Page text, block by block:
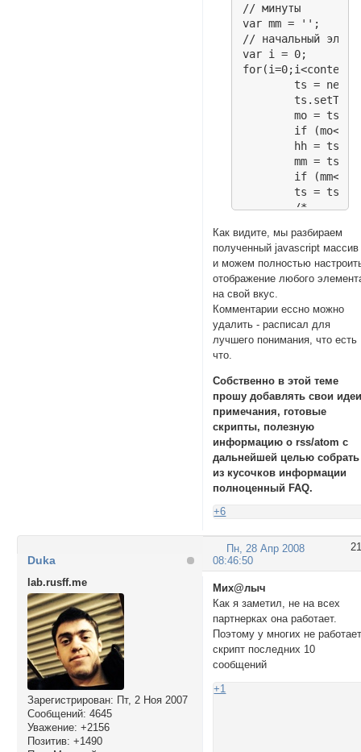
// минуты
var mm = '';
// начальный
var i = 0;
	mo = ts.getMonth()+1;
	mm = ts.getMinutes()+'';
	/*
	content[i][2] - ссылка
	content[i][3] - заголовок
	*/
	html+='<div>'+ts+' '+content[i][1]+' <a href="'+content[i][2]+'" target="_blank">'+content[i][3]+'</a><br /></div>';
}
// вывод на экран
</script>
Как видите, мы разбираем
полученный javascript массив
и можем полностью
отображение любого
на свой вкус.
Комментарии ессно можно
удалить - расписал для
лучшего понимания, что есть
что.
Собственно в этой теме
прошу добавлять свои
примечания, готовые
скрипты, полезную
информацию о rss/atom с
дальнейшей целью собрать
из кусочков информации
полноценный FAQ.
+6
21
Пн, 28 Апр 2008
08:46:50
Duka
lab.rusff.me
Зарегистрирован: Пт, 2 Ноя 2007
Сообщений: 4645
Уважение: +2156
Позитив: +1490
Мих@лыч
Как я заметил, не на всех
партнерках она работает.
Поэтому у многих не
скрипт последних 10
сообщений
+1